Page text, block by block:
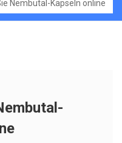
Nembutal-Kapseln online